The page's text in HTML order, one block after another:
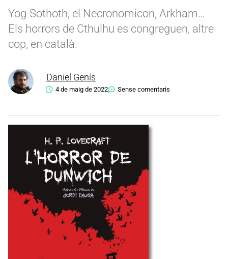
Yog-Sothoth, el Necronomicon, Arkham…
Els horrors de Cthulhu es congreguen, altre
cop, en català.
Daniel Genís
4 de maig de 2022 Sense comentaris